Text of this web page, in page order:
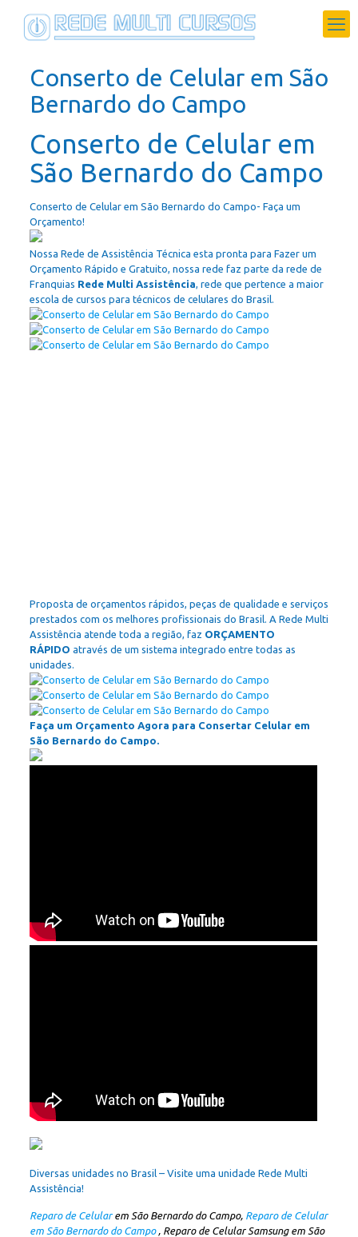
Conserto de Celular em São
Bernardo do Campo
Conserto de Celular em
São Bernardo do Campo
Conserto de Celular em São Bernardo do Campo- Faça um
Orçamento!
Nossa Rede de Assistência Técnica esta pronta para Fazer um
Orçamento Rápido e Gratuito, nossa rede faz parte da rede de
Franquias Rede Multi Assistência, rede que pertence a maior
escola de cursos para técnicos de celulares do Brasil.
Proposta de orçamentos rápidos, peças de qualidade e serviços
prestados com os melhores profissionais do Brasil. A Rede Multi
Assistência atende toda a região, faz ORÇAMENTO
RÁPIDO através de um sistema integrado entre todas as
unidades.
Faça um Orçamento Agora para Consertar Celular em
São Bernardo do Campo.
Diversas unidades no Brasil – Visite uma unidade Rede Multi
Assistência!
Reparo de Celularem São Bernardo do Campo, Reparo de Celular
em São Bernardo do Campo, Reparo de Celular Samsung em São